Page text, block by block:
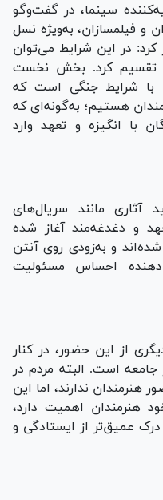
سینما، در گفت‌وگو
و فیلمسازان، به‌ویژه نسل
کرد: در این شرایط می‌توان
تقسیم کرد. بخش نخست
با شرایط جنگی است که
هستیم؛ به‌گونه‌ای که
با انگیزه و تعهد وارد
آثاری مانند سریال‌های
و دغدغه‌مند آغاز شده
و به‌زودی روی آنتن
احساس مسئولیت
از این حضور، در کنار
است. البته مردم در
هنرمندان ندارند، اما این
هنرمندان اهمیت دارد،
عمیق‌تر از ایستادگی و